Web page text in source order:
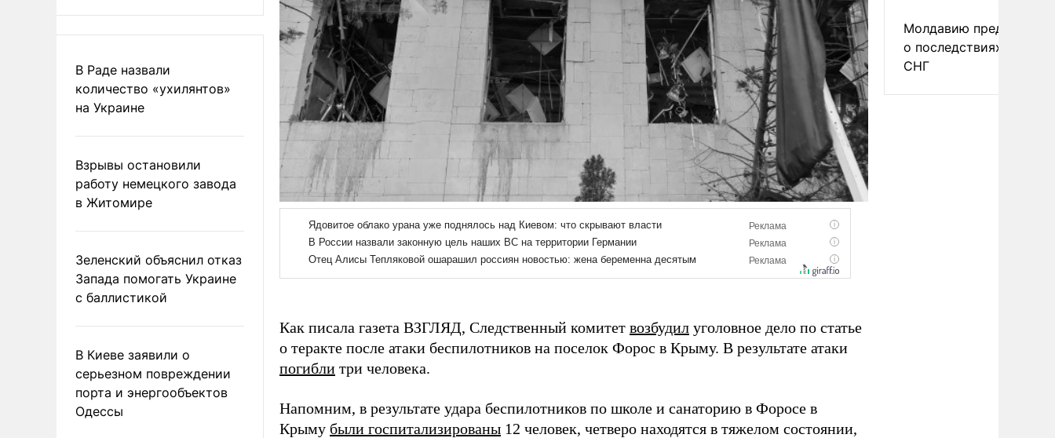
В Раде назвали
количество «ухилянтов»
на Украине
Взрывы остановили
работу немецкого завода
в Житомире
Зеленский объяснил отказ
Запада помогать Украине
с баллистикой
В Киеве заявили о
серьезном повреждении
порта и энергообъектов
Одессы
Как писала газета ВЗГЛЯД, Следственный комитет возбудил уголовное дело по статье
о теракте после атаки беспилотников на поселок Форос в Крыму. В результате атаки
погибли три человека.
Напомним, в результате удара беспилотников по школе и санаторию в Форосе в
Крыму были госпитализированы 12 человек, четверо находятся в тяжелом состоянии,
Молдавию
о последствиях выхода
СНГ